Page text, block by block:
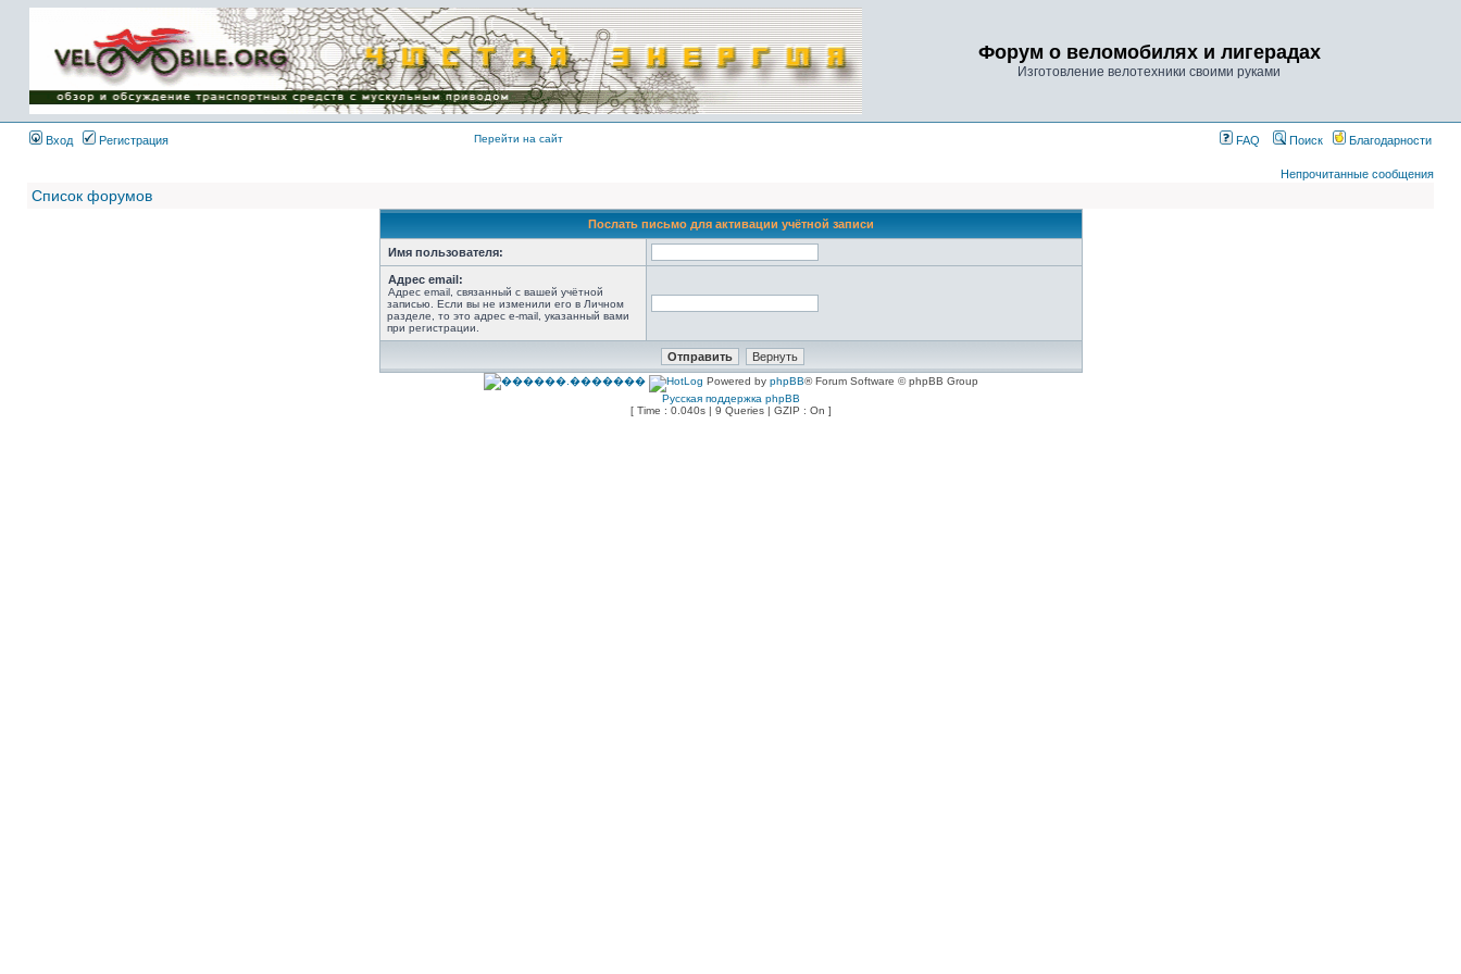
Имя пользователя:
Пароль:
{ LOG_ME_IN_SHORT
}
Форум о веломобилях и лигерадах
Изготовление велотехники своими руками
Вход Регистрация Перейти на сайт FAQ Поиск Благодарности
Непрочитанные сообщения
Список форумов
Послать письмо для активации учётной записи
Имя пользователя:
Адрес email:
Адрес email, связанный с вашей учётной
записью. Если вы не изменили его в Личном
разделе, то это адрес e-mail, указанный вами
при регистрации.
Powered by phpBB® Forum Software © phpBB Group
Русская поддержка phpBB
[ Time : 0.040s | 9 Queries | GZIP : On ]